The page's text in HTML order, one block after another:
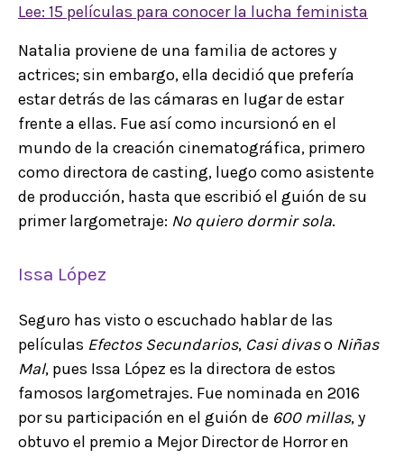
Lee: 15 películas para conocer la lucha feminista
Natalia proviene de una familia de actores y
actrices; sin embargo, ella decidió que prefería
estar detrás de las cámaras en lugar de estar
frente a ellas. Fue así como incursionó en el
mundo de la creación cinematográfica, primero
como directora de casting, luego como asistente
de producción, hasta que escribió el guión de su
primer largometraje: No quiero dormir sola.
Issa López
Seguro has visto o escuchado hablar de las
películas Efectos Secundarios, Casi divaso Niñas
Mal, pues Issa López es la directora de estos
famosos largometrajes. Fue nominada en 2016
por su participación en el guión de 600 millas, y
obtuvo el premio a Mejor Director de Horror en